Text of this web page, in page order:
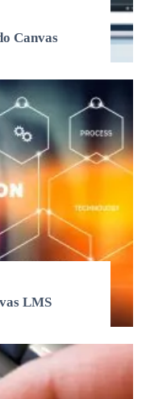
Canvas
LMS